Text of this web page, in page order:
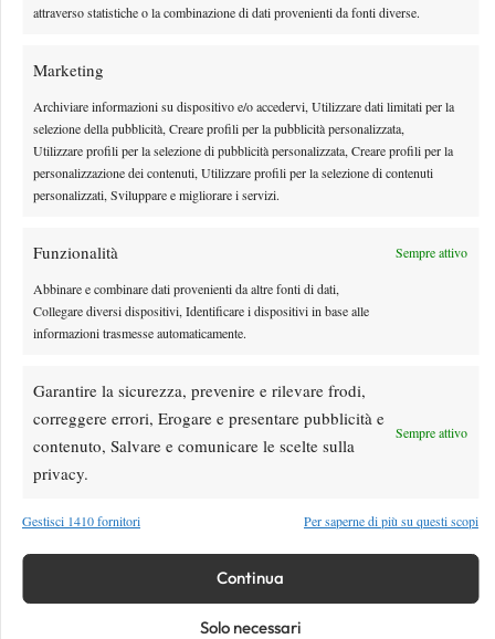
attraverso statistiche o la combinazione di dati provenienti da fonti diverse.
Marketing
Archiviare informazioni su dispositivo e/o accedervi, Utilizzare dati limitati per la
selezione della pubblicità, Creare profili per la pubblicità personalizzata,
Utilizzare profili per la selezione di pubblicità personalizzata, Creare profili per la
personalizzazione dei contenuti, Utilizzare profili per la selezione di contenuti
personalizzati, Sviluppare e migliorare i servizi.
Funzionalità Sempre attivo
Abbinare e combinare dati provenienti da altre fonti di dati,
Collegare diversi dispositivi, Identificare i dispositivi in base alle
informazioni trasmesse automaticamente.
Garantire la sicurezza, prevenire e rilevare frodi,
correggere errori, Erogare e presentare pubblicità e
contenuto, Salvare e comunicare le scelte sulla
privacy.
Sempre attivo
Gestisci 1410 fornitori Per saperne di più su questi scopi
Continua
Solo necessari
Rusedski sul futuro di Alcaraz: “Non giocherà lo US
Open, forse non lo vedremo più nel 2026”
cancellatosi anche dal '1000' di Cincinnati
Giacomo Nicotera7 Agosto 2026